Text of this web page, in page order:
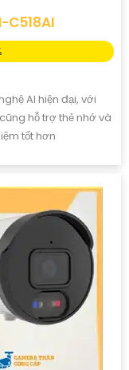
C518AI
AI hiện đại, với
hỗ trợ thẻ nhớ và
tốt hơn